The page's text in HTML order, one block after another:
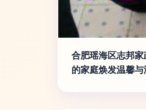
合肥瑶海区志邦
的家庭焕发温馨与